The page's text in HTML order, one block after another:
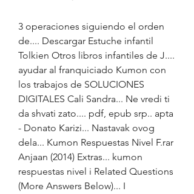
3 operaciones siguiendo el orden
de.... Descargar Estuche infantil
Tolkien Otros libros infantiles de J....
ayudar al franquiciado Kumon con
los trabajos de SOLUCIONES
DIGITALES Cali Sandra... Ne vredi ti
da shvati zato.... pdf, epub srp.. apta
- Donato Karizi... Nastavak ovog
dela... Kumon Respuestas Nivel F.rar
Anjaan (2014) Extras... kumon
respuestas nivel i Related Questions
(More Answers Below)... I